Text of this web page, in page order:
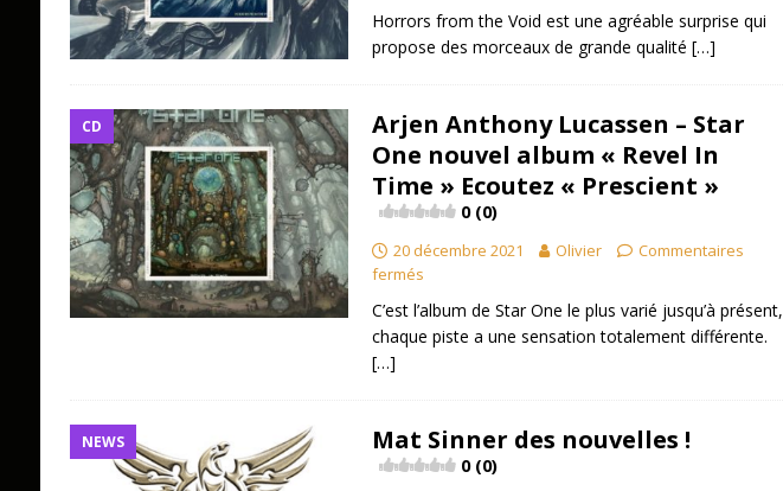
Horrors from the Void est une agréable surprise qui
propose des morceaux de grande qualité […]
CD
Arjen Anthony Lucassen – Star
One nouvel album « Revel In
Time » Ecoutez « Prescient »
0 (0)
20 décembre 2021 Olivier
Commentaires
fermés
C’est l’album de Star One le plus varié jusqu’à présent,
chaque piste a une sensation totalement différente.
[…]
NEWS Mat Sinner des nouvelles !
0 (0)